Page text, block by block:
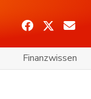
Finanzwissen